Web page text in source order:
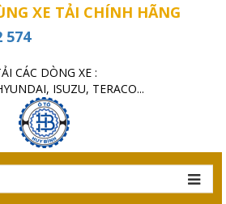
XE TẢI CHÍNH HÃNG
574
CÁC DÒNG XE :
ISUZU, TERACO...